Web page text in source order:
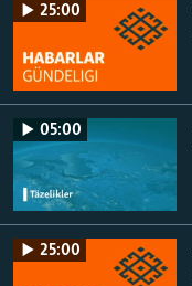
25:00
05:00
25:00